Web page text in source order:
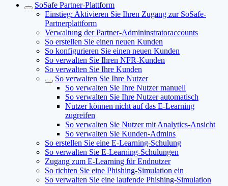
SoSafe Partner-Plattform
Einstieg: Aktivieren Sie Ihren Zugang zur SoSafe-
Partnerplattform
Verwaltung der Partner-Admininstratoraccounts
So erstellen Sie einen neuen Kunden
So konfigurieren Sie einen neuen Kunden
So verwalten Sie Ihren NFR-Kunden
So verwalten Sie Ihre Kunden
So verwalten Sie Ihre Nutzer
So verwalten Sie Ihre Nutzer manuell
So verwalten Sie Ihre Nutzer automatisch
Nutzer können nicht auf das E-Learning
zugreifen
So verwalten Sie Nutzer mit Analytics-Ansicht
So verwalten Sie Kunden-Admins
So erstellen Sie eine E-Learning-Schulung
So verwalten Sie E-Learning-Schulungen
Zugang zum E-Learning für Endnutzer
So richten Sie eine Phishing-Simulation ein
So verwalten Sie eine laufende Phishing-Simulation